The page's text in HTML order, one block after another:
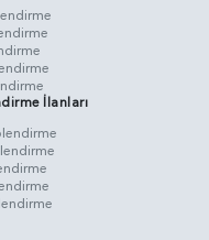
İlanları